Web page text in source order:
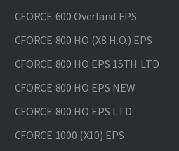
CFORCE 600 Overland EPS
CFORCE 800 HO (X8 H.O.) EPS
CFORCE 800 HO EPS 15TH LTD
CFORCE 800 HO EPS NEW
CFORCE 800 HO EPS LTD
CFORCE 1000 (X10) EPS